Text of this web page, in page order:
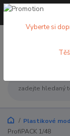
+420 773 998 582
Plastikové
ProfiPACK 1/48
Vyberte si